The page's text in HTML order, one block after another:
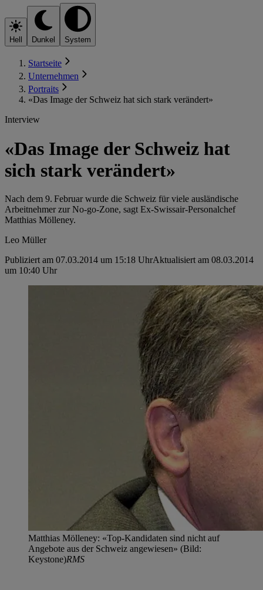
Hell Dunkel System
Startseite
Unternehmen
Portraits
«Das Image der Schweiz hat sich stark verändert»
Interview
«Das Image der Schweiz hat
sich stark verändert»
Nach dem 9. Februar wurde die Schweiz für viele ­ausländische
Arbeitnehmer zur No-go-Zone, sagt Ex-Swissair-Personalchef
Matthias Mölleney.
Leo Müller
Publiziert am 07.03.2014 um 15:18 UhrAktualisiert am 08.03.2014
um 10:40 Uhr
Matthias Mölleney: «Top-Kandidaten sind nicht auf
Angebote aus der Schweiz angewiesen» (Bild:
Keystone)RMS